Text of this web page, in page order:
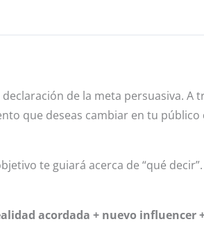
de la meta persuasiva. A
que deseas cambiar en tu público
te guiará acerca de “qué
acordada + nuevo influencer